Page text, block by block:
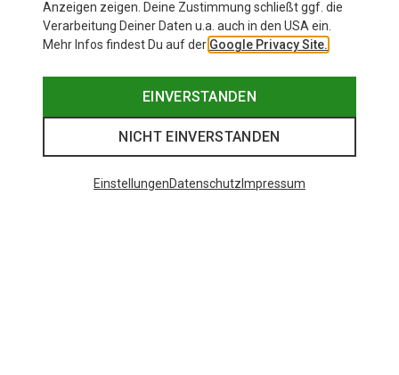
Anzeigen zeigen. Deine Zustimmung schließt ggf. die
Verarbeitung Deiner Daten u.a. auch in den USA ein.
Mehr Infos findest Du auf der Google Privacy Site.
EINVERSTANDEN
NICHT EINVERSTANDEN
EinstellungenDatenschutz Impressum